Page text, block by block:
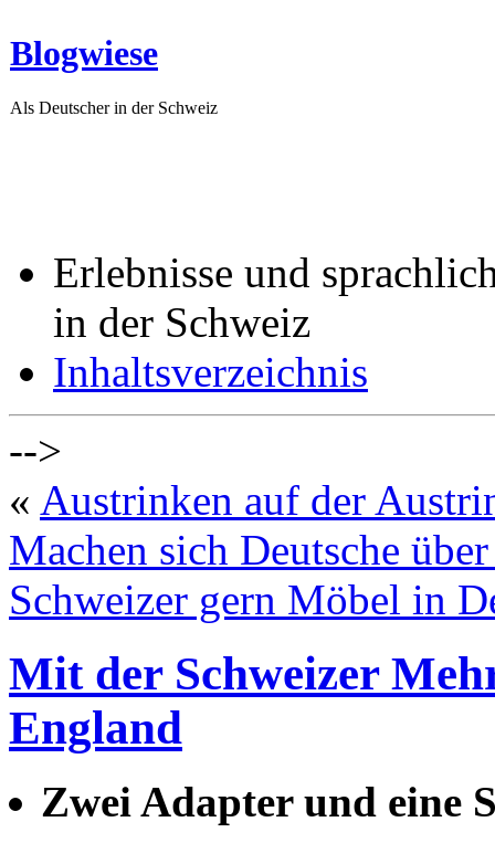
Blogwiese
Als Deutscher in der Schweiz
Erlebnisse und
in der Schweiz
Inhaltsverzeichnis
-->
« Austrinken auf der
Machen sich Deutsche
Schweizer gern Möbel in
Mit der Schweizer
England
Zwei Adapter und eine